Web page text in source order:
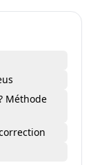
Méthode